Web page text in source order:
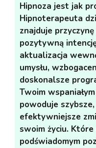
Hipnoza jest jak
Hipnoterapeuta
znajduje
pozytywną
aktualizacja
umysłu,
doskonalsze
Twoim
powoduje
efektywniejsze
swoim życiu. Które
podświadomym